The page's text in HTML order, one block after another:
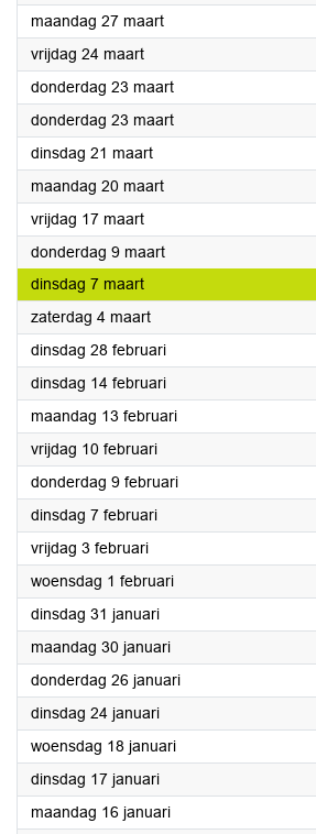
maandag 27 maart2023
vrijdag 24 maart2023
donderdag 23 maart2023
donderdag 23 maart2023
dinsdag 21 maart2023
maandag 20 maart2023
vrijdag 17 maart2023
donderdag 9 maart2023
dinsdag 7 maart2023
zaterdag 4 maart2023
dinsdag 28 februari2023
dinsdag 14 februari2023
maandag 13 februari2023
vrijdag 10 februari2023
donderdag 9 februari2023
dinsdag 7 februari2023
vrijdag 3 februari2023
woensdag 1 februari2023
dinsdag 31 januari2023
maandag 30 januari2023
donderdag 26 januari2023
dinsdag 24 januari2023
woensdag 18 januari2023
dinsdag 17 januari2023
maandag 16 januari2023